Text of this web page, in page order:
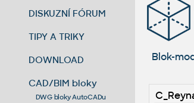
DISKUZNÍ FÓRUM
TIPY A TRIKY
DOWNLOAD
CAD/BIM bloky
DWG bloky AutoCADu
Blok-